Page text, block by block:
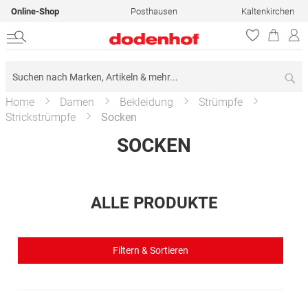
Online-Shop Posthausen Kaltenkirchen
Home Damen Bekleidung
Strümpfe
Strickstrümpfe
Socken
SOCKEN
ALLE PRODUKTE
Filtern & Sortieren